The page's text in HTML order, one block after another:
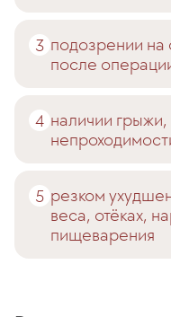
подозрении на
после
наличии
резком
веса, отёках,
пищеварения